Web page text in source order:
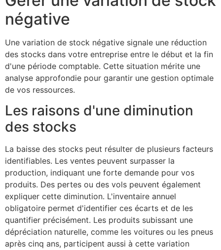
négative
Une variation de stock négative signale une réduction
des stocks dans votre entreprise entre le début et la fin
d'une période comptable. Cette situation mérite une
analyse approfondie pour garantir une gestion optimale
de vos ressources.
Les raisons d'une diminution
des stocks
La baisse des stocks peut résulter de plusieurs facteurs
identifiables. Les ventes peuvent surpasser la
production, indiquant une forte demande pour vos
produits. Des pertes ou des vols peuvent également
expliquer cette diminution. L'inventaire annuel
obligatoire permet d'identifier ces écarts et de les
quantifier précisément. Les produits subissant une
dépréciation naturelle, comme les voitures ou les pneus
après cinq ans, participent aussi à cette variation